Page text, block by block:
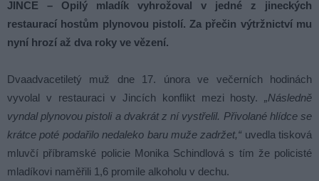
JINCE – Opilý mladík vyhrožoval v jedné z jineckých
restaurací hostům plynovou pistolí. Za přečin výtržnictví mu
nyní hrozí až dva roky ve vězení.
Dvaadvacetiletý muž dne 17. února ve večerních hodinách
vyvolal v restauraci v Jincích konflikt mezi hosty. „Následně
vyndal plynovou pistoli a dvakrát z ní vystřelil. Přivolané hlídce se
krátce poté podařilo nedaleko baru muže zadržet,“ uvedla tisková
mluvčí příbramské policie Monika Schindlová s tím že policisté
mladíkovi naměřili 1,6 promile alkoholu v dechu.